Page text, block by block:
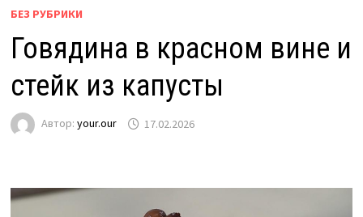
БЕЗ РУБРИКИ
Говядина в красном вине и
стейк из капусты
Автор: your.our 17.02.2026